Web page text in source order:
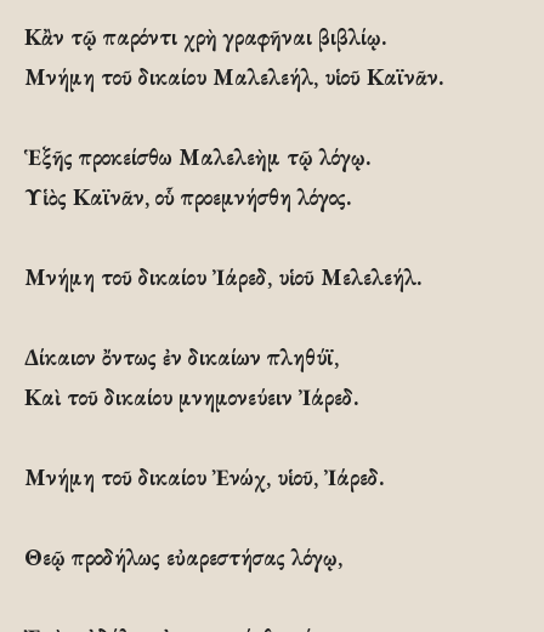
Κἂν τῷ παρόντι χρὴ γραφῆναι βιβλίῳ.
Μνήμη τοῦ δικαίου Μαλελεήλ, υἱοῦ Καϊνᾶν.
Ἑξῆς προκείσθω Μαλελεὴμ τῷ λόγῳ.
Υἱὸς Καϊνᾶν, οὗ προεμνήσθη λόγος.
Μνήμη τοῦ δικαίου Ἰάρεδ, υἱοῦ Μελελεήλ.
Δίκαιον ὄντως ἐν δικαίων πληθύϊ,
Καὶ τοῦ δικαίου μνημονεύειν Ἰάρεδ.
Μνήμη τοῦ δικαίου Ἐνώχ, υἱοῦ, Ἰάρεδ.
Θεῷ προδήλως εὐαρεστήσας λόγῳ,